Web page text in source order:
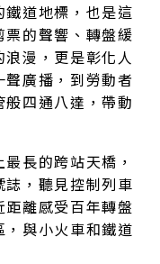
道地標，也是這
的聲響、轉盤緩
漫，更是彰化人
廣播，到勞動者
四通八達，帶動
長的跨站天橋，
，聽見控制列車
離感受百年轉盤
與小火車和鐵道